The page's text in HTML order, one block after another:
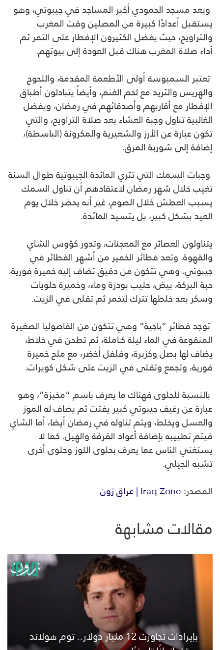
ويعد مسجد الحمودي أكبر المساجد في جيبوتي، وهو
يستقبل أعدادًا كبيرة من المصلين وقت المغرب
والتراويح، حيث يفضل الكثيرون الإفطار على التمر ثم
أداء صلاة المغرب هناك قبل العودة إلى بيوتهم.
تعتبر السمبوسة أولى الأطعمة المقدمة، واللحوح
والهريس والثريد مع لحم الغنم، وأيضاً يتبادلون أطباق
الإفطار مع أقاربهم وأصدقائهم في رمضان، ويفضل
الغالبية تناول وجبة العشاء بعد صلاة التراويح، والتي
تكون عبارة عن الأرز والشعيرية والمكرونة (الباسطة)،
إضافة إلى شوربة المرق.
وجبات السمك التي تثري المائدة الجيبوتية طوال السنة
تغيب خلال شهر رمضان لاعتقادهم أن تناول السمك
يسبب العطش خلال الصوم، غير أنه يحضر خلال يوم
العيد بشكل كبير، بل يتسيد المائدة.
يتناولون العصائر مع المعجنات، وتدور كؤوس الشاي
والقهوة. وتعد فطائر الخمير من أشهر الفطائر في
جيبوتي. وهي تتكون من دقيق تضاف إليه خميرة فورية،
حبة البركة، بيض، حليب بودرة وماء، وخميرة حلويات
وسكر بعد خلطها تترك لتخمر ثم تقلى في الزيت.
توجد فطائر “باجية” وهي تتكون من الفاصوليا الصغيرة
المنقوعة في الماء ليلة كــاملة، ثم تطحن في خلاط،
يضاف لها بصل وكزبرة، وفلفل أخضر، مع ملح خميرة
فورية، وتجمع وتقلى في الزيت على شكل كويرات.
بالنسبة للحلوى فهناك ما يعرف باسم “مخبزة”، وهو
عبارة عن رغيف جيبوتي كبير يفتت ثم يضاف له الموز
والعسل ويخلط، ويتم تناوله في رمضان أيضا، أما الشاي
فيتم تطييبه بإضافة أعواد القرفة والهيل. كما لا
يستغني الناس عما يعرف بحلوى اللوز وحلوى أخرى
تشبه الجيلي.
المصدر:Iraq Zone | عراق زون
مقالات مشابهة
بإيرادات تجاوزت 12 مليار دولار.. توم هولاند